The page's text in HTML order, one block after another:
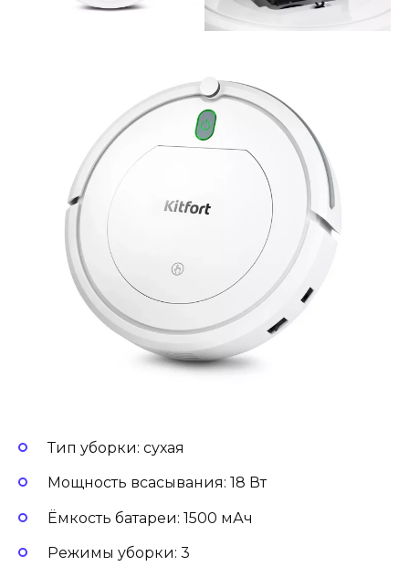
Тип уборки: сухая
Мощность всасывания: 18 Вт
Ёмкость батареи: 1500 мАч
Режимы уборки: 3